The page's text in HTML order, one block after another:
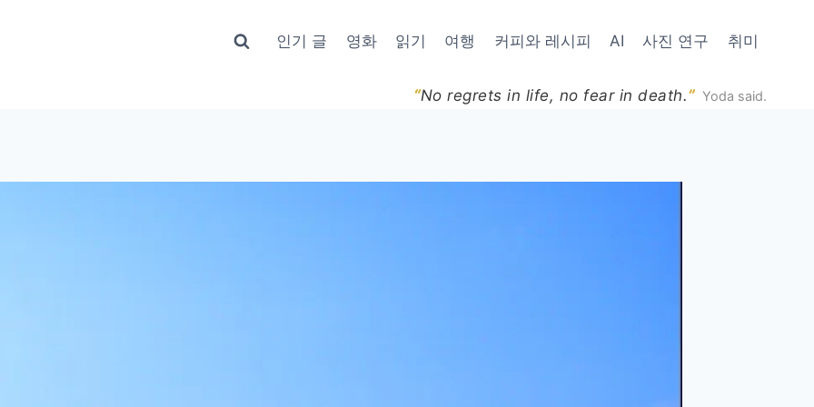
인기 글 영화 읽기 여행 커피와 레시피 AI 사진 연구 취미
“No regrets in life, no fear in death.” Yoda said.